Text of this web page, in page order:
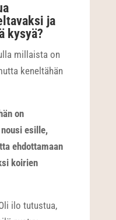
ja
kysyä?
millaista on
keneltähän
on
esille,
ehdottamaan
koirien
ilo tutustua,